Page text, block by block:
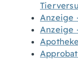
Anzeige
Anzeige